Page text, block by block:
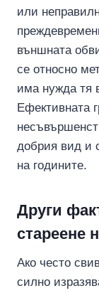
или
външната
се относно
има нужда тя
Ефективната
добрия вид и
на годините.
Други
стареене
Ако често
силно